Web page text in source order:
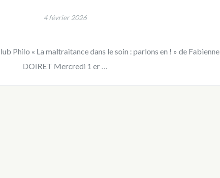
4 février 2026
Philo « La maltraitance dans le soin : parlons en ! » de Fabienne
DOIRET Mercredi 1 er …